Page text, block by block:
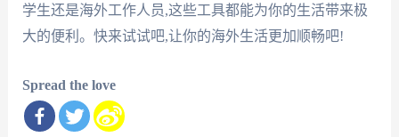
学生还是海外工作人员,这些工具都能为你的生活带来极
大的便利。快来试试吧,让你的海外生活更加顺畅吧!
Spread the love